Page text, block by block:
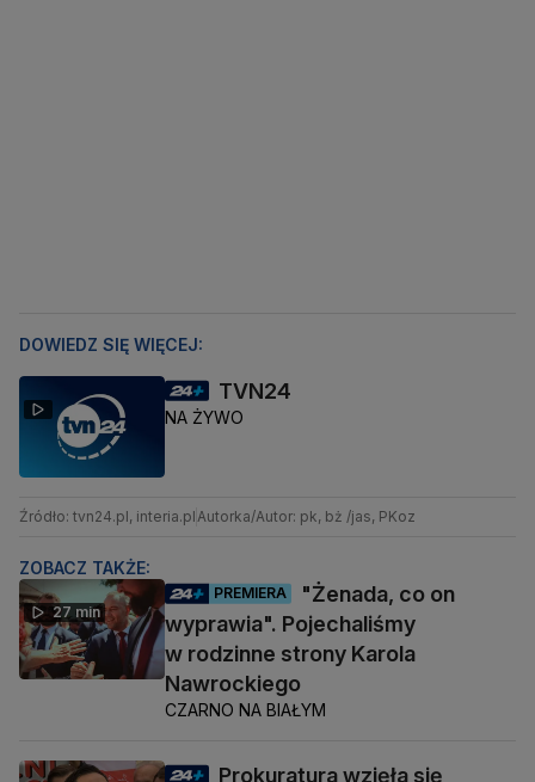
DOWIEDZ SIĘ WIĘCEJ:
TVN24
NA ŻYWO
Źródło: tvn24.pl, interia.pl Autorka/Autor: pk, bż /jas, PKoz
ZOBACZ TAKŻE:
27 min
PREMIERA
"Żenada, co on
wyprawia". Pojechaliśmy
w rodzinne strony Karola
Nawrockiego
CZARNO NA BIAŁYM
Prokuratura wzięła się